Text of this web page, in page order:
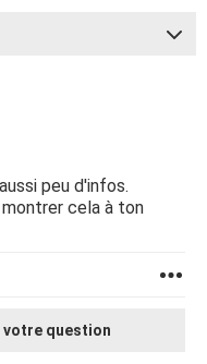
peu d'infos.
cela à ton
votre question